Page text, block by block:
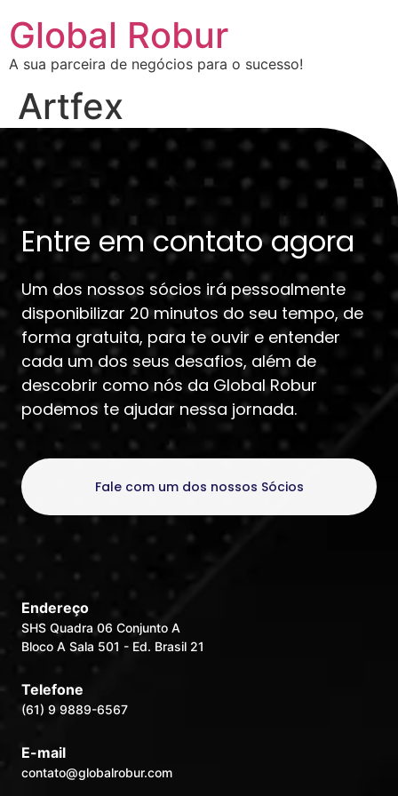
Global Robur
A sua parceira de negócios para o sucesso!
Artfex
Entre em contato agora
Um dos nossos sócios irá pessoalmente
disponibilizar 20 minutos do seu tempo, de
forma gratuita, para te ouvir e entender
cada um dos seus desafios, além de
descobrir como nós da Global Robur
podemos te ajudar nessa jornada.
Fale com um dos nossos Sócios
Endereço
SHS Quadra 06 Conjunto A
Bloco A Sala 501 - Ed. Brasil 21
Telefone
(61) 9 9889-6567
E-mail
contato@globalrobur.com